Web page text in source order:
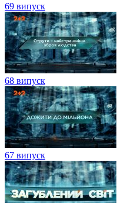
69 випуск
68 випуск
67 випуск